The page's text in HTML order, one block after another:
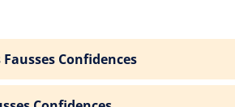
Confidences